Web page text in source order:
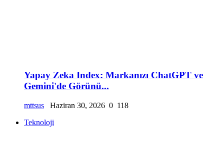
Yapay Zeka Index: Markanızı ChatGPT ve
Gemini'de Görünü...
mttsus Haziran 30, 2026 0 118
Teknoloji